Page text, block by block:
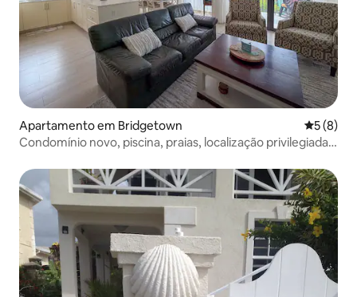
Apartamento em Bridgetown
5 (8)
Condomínio novo, piscina, praias, localização privilegiada,